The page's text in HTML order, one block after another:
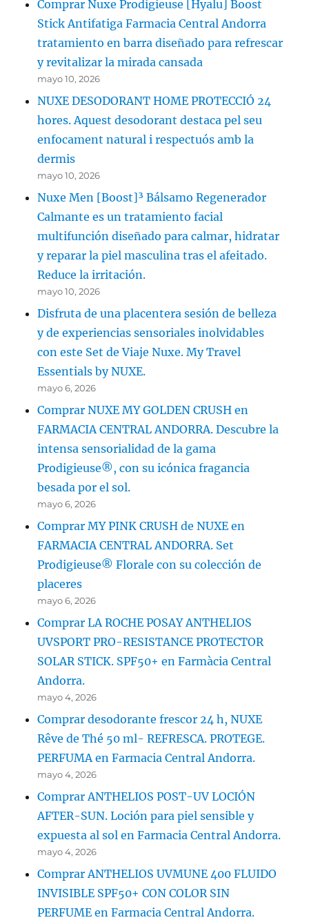
Comprar Nuxe Prodigieuse [Hyalu] Boost
Stick Antifatiga Farmacia Central Andorra
tratamiento en barra diseñado para refrescar
y revitalizar la mirada cansada
mayo 10, 2026
NUXE DESODORANT HOME PROTECCIÓ 24
hores. Aquest desodorant destaca pel seu
enfocament natural i respectuós amb la
dermis
mayo 10, 2026
Nuxe Men [Boost]³ Bálsamo Regenerador
Calmante es un tratamiento facial
multifunción diseñado para calmar, hidratar
y reparar la piel masculina tras el afeitado.
Reduce la irritación.
mayo 10, 2026
Disfruta de una placentera sesión de belleza
y de experiencias sensoriales inolvidables
con este Set de Viaje Nuxe. My Travel
Essentials by NUXE.
mayo 6, 2026
Comprar NUXE MY GOLDEN CRUSH en
FARMACIA CENTRAL ANDORRA. Descubre la
intensa sensorialidad de la gama
Prodigieuse®, con su icónica fragancia
besada por el sol.
mayo 6, 2026
Comprar MY PINK CRUSH de NUXE en
FARMACIA CENTRAL ANDORRA. Set
Prodigieuse® Florale con su colección de
placeres
mayo 6, 2026
Comprar LA ROCHE POSAY ANTHELIOS
UVSPORT PRO-RESISTANCE PROTECTOR
SOLAR STICK. SPF50+ en Farmàcia Central
Andorra.
mayo 4, 2026
Comprar desodorante frescor 24 h, NUXE
Rêve de Thé 50 ml- REFRESCA. PROTEGE.
PERFUMA en Farmacia Central Andorra.
mayo 4, 2026
Comprar ANTHELIOS POST-UV LOCIÓN
AFTER-SUN. Loción para piel sensible y
expuesta al sol en Farmacia Central Andorra.
mayo 4, 2026
Comprar ANTHELIOS UVMUNE 400 FLUIDO
INVISIBLE SPF50+ CON COLOR SIN
PERFUME en Farmacia Central Andorra.